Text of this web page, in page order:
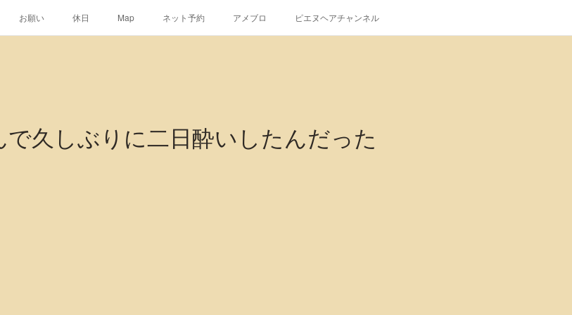
お願い 休日 Map ネット予約 アメブロ ピエヌヘアチャンネル
久しぶりに二日酔いしたんだった